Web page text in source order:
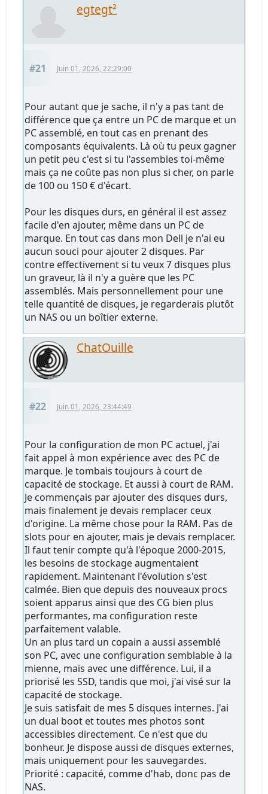
egtegt²
#21 Juin 01, 2026, 22:29:00
Pour autant que je sache, il n'y a pas tant de
différence que ça entre un PC de marque et un
PC assemblé, en tout cas en prenant des
composants équivalents. Là où tu peux gagner
un petit peu c'est si tu l'assembles toi-même
mais ça ne coûte pas non plus si cher, on parle
de 100 ou 150 € d'écart.
Pour les disques durs, en général il est assez
facile d'en ajouter, même dans un PC de
marque. En tout cas dans mon Dell je n'ai eu
aucun souci pour ajouter 2 disques. Par
contre effectivement si tu veux 7 disques plus
un graveur, là il n'y a guère que les PC
assemblés. Mais personnellement pour une
telle quantité de disques, je regarderais plutôt
un NAS ou un boîtier externe.
ChatOuille
#22 Juin 01, 2026, 23:44:49
Pour la configuration de mon PC actuel, j'ai
fait appel à mon expérience avec des PC de
marque. Je tombais toujours à court de
capacité de stockage. Et aussi à court de RAM.
Je commençais par ajouter des disques durs,
mais finalement je devais remplacer ceux
d'origine. La même chose pour la RAM. Pas de
slots pour en ajouter, mais je devais remplacer.
Il faut tenir compte qu'à l'époque 2000-2015,
les besoins de stockage augmentaient
rapidement. Maintenant l'évolution s'est
calmée. Bien que depuis des nouveaux procs
soient apparus ainsi que des CG bien plus
performantes, ma configuration reste
parfaitement valable.
Un an plus tard un copain a aussi assemblé
son PC, avec une configuration semblable à la
mienne, mais avec une différence. Lui, il a
priorisé les SSD, tandis que moi, j'ai visé sur la
capacité de stockage.
Je suis satisfait de mes 5 disques internes. J'ai
un dual boot et toutes mes photos sont
accessibles directement. Ce n'est que du
bonheur. Je dispose aussi de disques externes,
mais uniquement pour les sauvegardes.
Priorité : capacité, comme d'hab, donc pas de
NAS.